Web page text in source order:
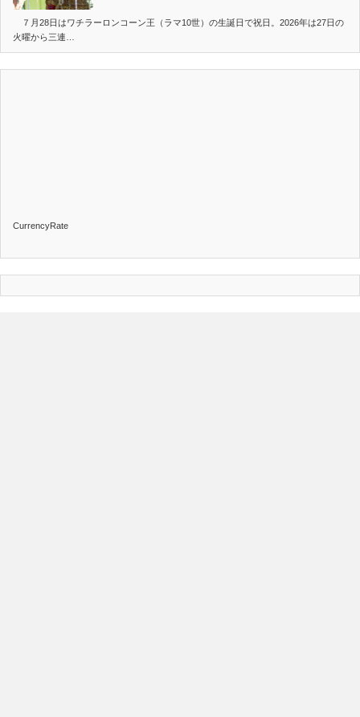
７月28日はワチラーロンコーン王（ラマ10世）の生誕日で祝日。2026年は27日の
火曜から三連…
CurrencyRate